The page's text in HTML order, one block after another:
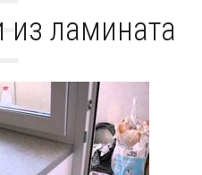
ламината